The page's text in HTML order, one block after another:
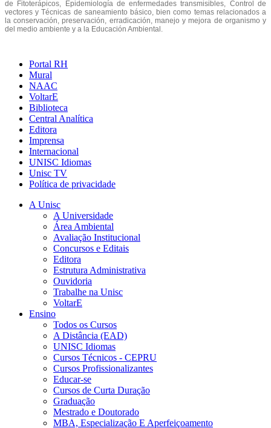
de Fitoterápicos, Epidemiología de enfermedades transmisibles, Control de
vectores y Técnicas de saneamiento básico, bien como temas relacionados a
la conservación, preservación, erradicación, manejo y mejora de organismo y
del medio ambiente y a la Educación Ambiental.
Portal RH
Mural
NAAC
VoltarE
Biblioteca
Central Analítica
Editora
Imprensa
Internacional
UNISC Idiomas
Unisc TV
Política de privacidade
A Unisc
A Universidade
Área Ambiental
Avaliação Institucional
Concursos e Editais
Editora
Estrutura Administrativa
Ouvidoria
Trabalhe na Unisc
VoltarE
Ensino
Todos os Cursos
A Distância (EAD)
UNISC Idiomas
Cursos Técnicos - CEPRU
Cursos Profissionalizantes
Educar-se
Cursos de Curta Duração
Graduação
Mestrado e Doutorado
MBA, Especialização E Aperfeiçoamento